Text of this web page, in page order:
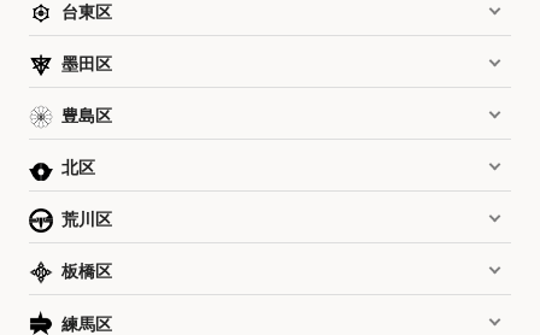
台東区
墨田区
豊島区
北区
荒川区
板橋区
練馬区